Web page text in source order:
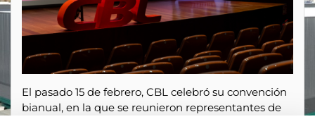
El pasado 15 de febrero, CBL celebró su convención
bianual, en la que se reunieron representantes de